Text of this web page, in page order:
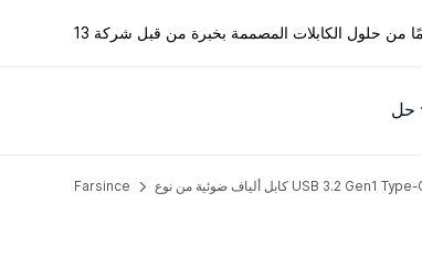
حل
Farsince